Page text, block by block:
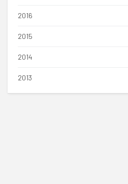
2016
2015
2014
2013